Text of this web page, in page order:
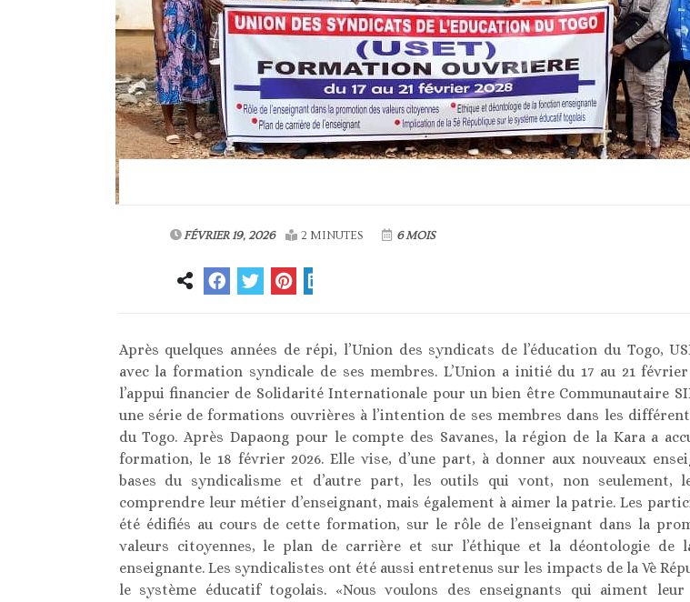
FÉVRIER 19, 2026 2 MINUTES 6 MOIS
Après quelques années de répi, l’Union des syndicats de l’éducation du Togo,
avec la formation syndicale de ses membres. L’Union a initié du 17 au 21 février
l’appui financier de Solidarité Internationale pour un bien être Communautaire
une série de formations ouvrières à l’intention de ses membres dans les
du Togo. Après Dapaong pour le compte des Savanes, la région de la Kara a
formation, le 18 février 2026. Elle vise, d’une part, à donner aux nouveaux
bases du syndicalisme et d’autre part, les outils qui vont, non seulement,
comprendre leur métier d’enseignant, mais également à aimer la patrie. Les
été édifiés au cours de cette formation, sur le rôle de l’enseignant dans la
valeurs citoyennes, le plan de carrière et sur l’éthique et la déontologie de
enseignante. Les syndicalistes ont été aussi entretenus sur les impacts de la Vè
le système éducatif togolais. «Nous voulons des enseignants qui aiment leur